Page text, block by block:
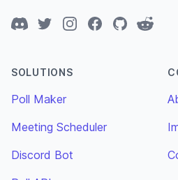
DiscordTwitterInstagramFacebook
GitHubReddit
SOLUTIONS
Poll Maker
Meeting Scheduler
Discord Bot